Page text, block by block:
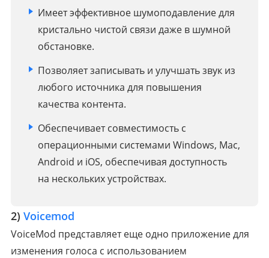
Имеет эффективное шумоподавление для
кристально чистой связи даже в шумной
обстановке.
Позволяет записывать и улучшать звук из
любого источника для повышения
качества контента.
Обеспечивает совместимость с
операционными системами Windows, Mac,
Android и iOS, обеспечивая доступность
на нескольких устройствах.
2) Voicemod
VoiceMod представляет еще одно приложение для
изменения голоса с использованием